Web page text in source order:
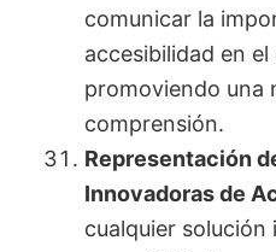
comunicar la
accesibilidad en
promoviendo una
comprensión.
Representación
Innovadoras de
cualquier